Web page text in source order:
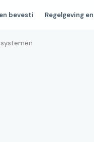
bevesti Regelgeving